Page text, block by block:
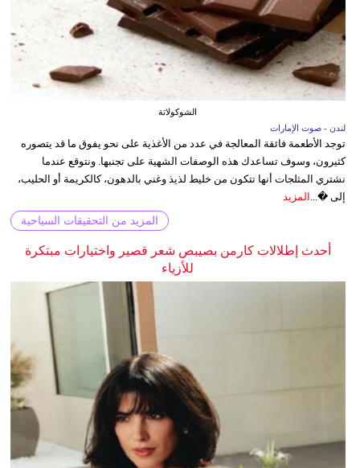
الشوكولاتة
لندن - صوت الإمارات
توجد الأطعمة فائقة المعالجة في عدد من الأغذية على نحو يفوق ما قد يتصوره
كثيرون، وسوف تساعدك هذه الوصفات الشهية على تجنبها. ونتوقع عندما
نشتري المثلجات أنها تتكون من خليط لذيذ وغني بالدهون، كالكريمة أو الحليب،
إلى �... المزيد
المزيد من التحقيقات السياحية
أحدث إطلالات كارمن بصيبص شعر قصير واختيارات مبتكرة
للأزياء